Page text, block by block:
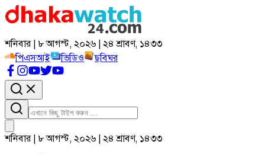
শনিবার | ৮ আগস্ট, ২০২৬ | ২৪ শ্রাবণ, ১৪৩৩
পিএসআই
ভিডিও ছবিঘর
শনিবার | ৮ আগস্ট, ২০২৬ | ২৪ শ্রাবণ, ১৪৩৩